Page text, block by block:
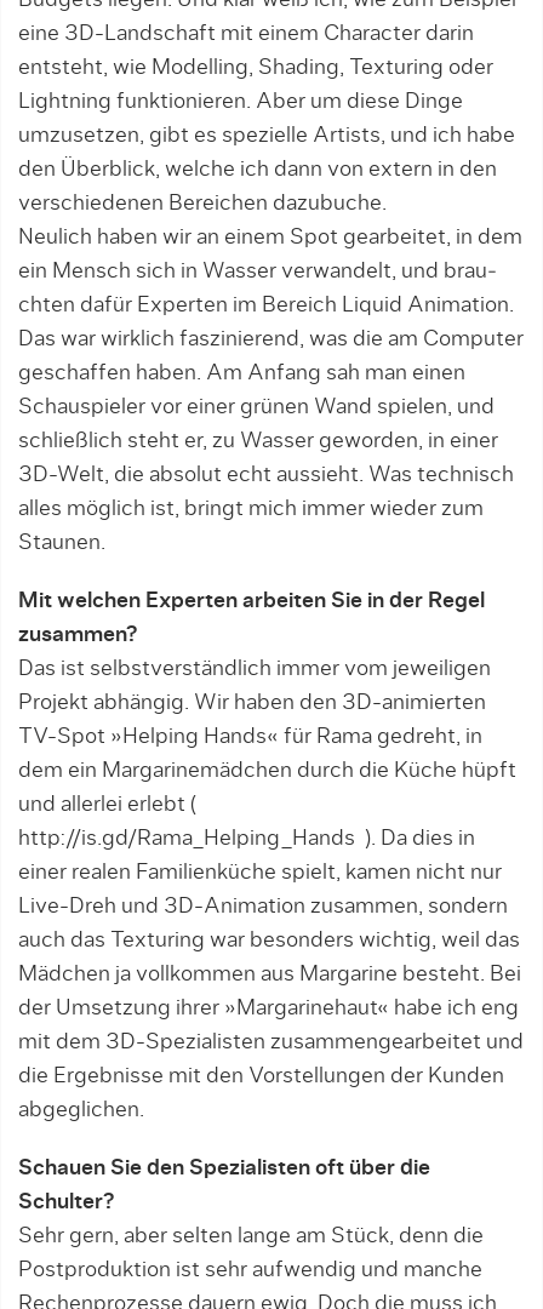
eine 3D-Landschaft mit einem Character darin
entsteht, wie Modelling, Shading, Texturing oder
Lightning funktionieren. Aber um diese Dinge
umzusetzen, gibt es spezielle Artists, und ich habe
den Überblick, welche ich dann von extern in den
verschiedenen Bereichen dazubuche.
Neulich haben wir an einem Spot gearbeitet, in dem
ein Mensch sich in Wasser verwandelt, und brau­
chten dafür Experten im Bereich Liquid Animation.
Das war wirklich faszinierend, was die am Computer
geschaffen haben. Am Anfang sah man einen
Schauspieler vor einer grünen Wand spielen, und
schließlich steht er, zu Wasser geworden, in einer
3D-Welt, die absolut echt aussieht. Was technisch
alles möglich ist, bringt mich immer wieder zum
Staunen.
Mit welchen Experten arbeiten Sie in der Regel
zusammen?
Das ist selbstverständlich immer vom jeweiligen
Pro­jekt abhängig. Wir haben den 3D-animierten
TV-Spot »Hel­ping Hands« für Rama gedreht, in
dem ein Margarinemädchen durch die Küche hüpft
und allerlei erlebt (
http://is.gd/Rama_Helping_Hands ). Da dies in
einer realen Familienküche spielt, kamen nicht nur
Live-Dreh und 3D-Animation zusammen, sondern
auch das Texturing war besonders wichtig, weil das
Mädchen ja vollkommen aus Margarine besteht. Bei
der Umsetzung ihrer »Margarinehaut« ha­be ich eng
mit dem 3D-Spezialisten zusammengearbeitet und
die Ergebnisse mit den Vorstellun­gen der Kunden
abgeglichen.
Schauen Sie den Spezialisten oft über die
Schulter?
Sehr gern, aber selten lange am Stück, denn die
Post­produktion ist sehr aufwendig und manche
Rechen­prozesse dauern ewig. Doch die muss ich